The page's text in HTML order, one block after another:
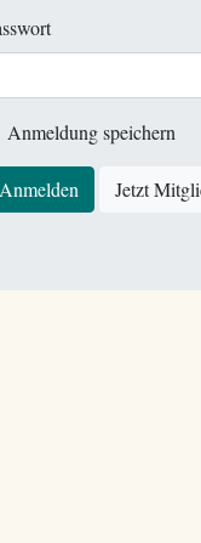
Anmeldung speichern
Anmelden Jetzt